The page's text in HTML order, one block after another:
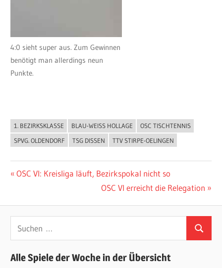
4:0 sieht super aus. Zum Gewinnen
benötigt man allerdings neun
Punkte.
ALLGEMEIN
1. BEZIRKSKLASSE BLAU-WEISS HOLLAGE
OSC TISCHTENNIS
SPVG. OLDENDORF
TSG DISSEN TTV STIRPE-OELINGEN
Beitragsnavigation
Vorheriger
OSC VI: Kreisliga läuft, Bezirkspokal nicht so
Nächster
OSC VI erreicht die Relegation
Suchen
nach:
Suchen
Alle Spiele der Woche in der Übersicht